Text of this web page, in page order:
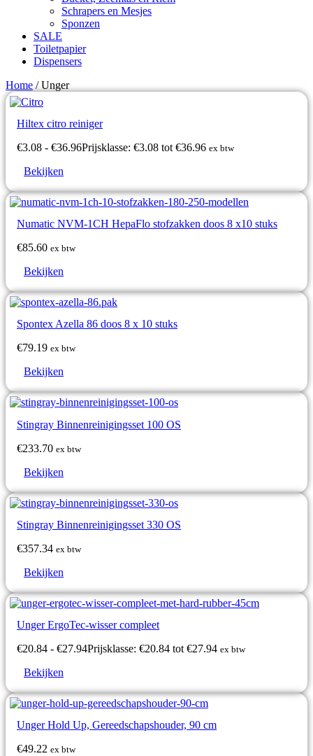
Schrapers en Mesjes
Sponzen
SALE
Toiletpapier
Dispensers
Home / Unger
Hiltex citro reiniger
€3.08 - €36.96Prijsklasse: €3.08 tot €36.96 ex btw
Bekijken
Numatic NVM-1CH HepaFlo stofzakken doos 8 x10 stuks
€85.60 ex btw
Bekijken
Spontex Azella 86 doos 8 x 10 stuks
€79.19 ex btw
Bekijken
Stingray Binnenreinigingsset 100 OS
€233.70 ex btw
Bekijken
Stingray Binnenreinigingsset 330 OS
€357.34 ex btw
Bekijken
Unger ErgoTec-wisser compleet
€20.84 - €27.94Prijsklasse: €20.84 tot €27.94 ex btw
Bekijken
Unger Hold Up, Gereedschapshouder, 90 cm
€49.22 ex btw